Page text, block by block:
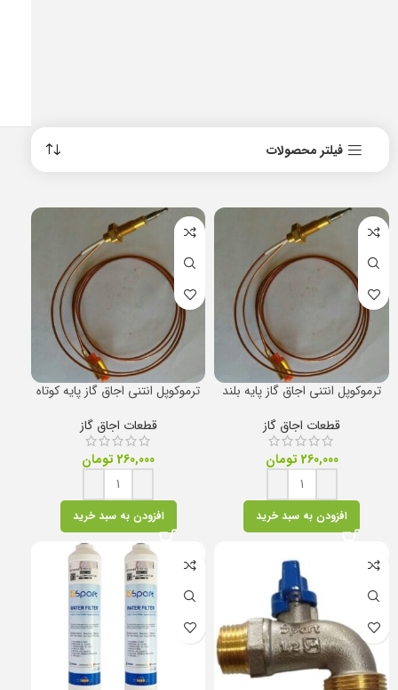
فیلتر محصولات
ترموکوپل انتنی اجاق گاز پایه بلند
قطعات اجاق گاز
260,000 تومان
افزودن به سبد خرید
ترموکوپل انتنی اجاق گاز پایه کوتاه
قطعات اجاق گاز
260,000 تومان
افزودن به سبد خرید